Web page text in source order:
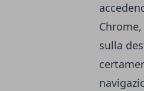
sulla